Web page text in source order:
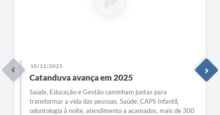
10/12/2025
Catanduva avança em 2025
Saúde, Educação e Gestão caminham juntas para
transformar a vida das pessoas. Saúde: CAPS Infantil,
odontologia à noite, atendimento a acamados, mais de 300